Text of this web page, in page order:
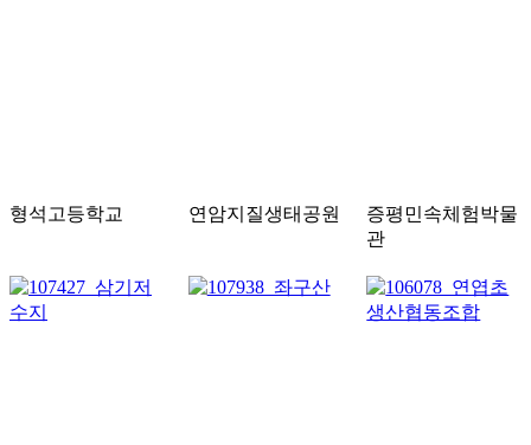
형석고등학교 연암지질생태공원
증평민속체험박물
관